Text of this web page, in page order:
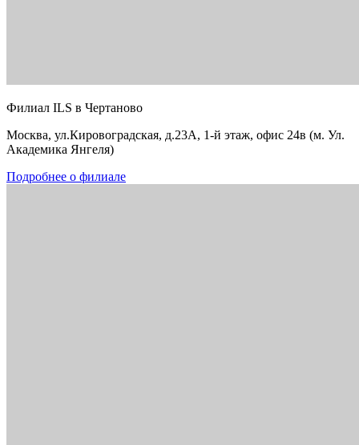
Филиал ILS в Чертаново
Москва, ул.Кировоградская, д.23А, 1-й этаж, офис 24в (м. Ул.
Академика Янгеля)
Подробнее о филиале